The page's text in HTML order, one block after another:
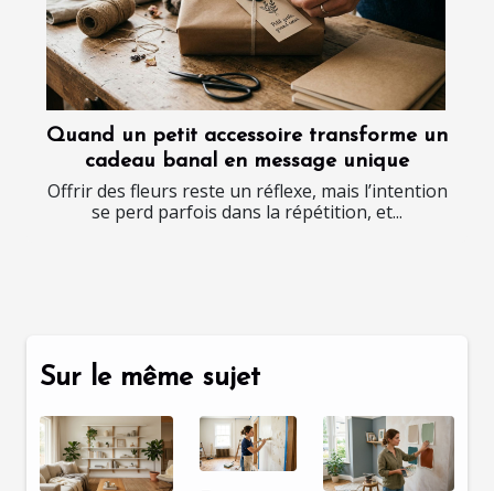
Quand un petit accessoire transforme un
cadeau banal en message unique
Offrir des fleurs reste un réflexe, mais l’intention
se perd parfois dans la répétition, et...
Sur le même sujet